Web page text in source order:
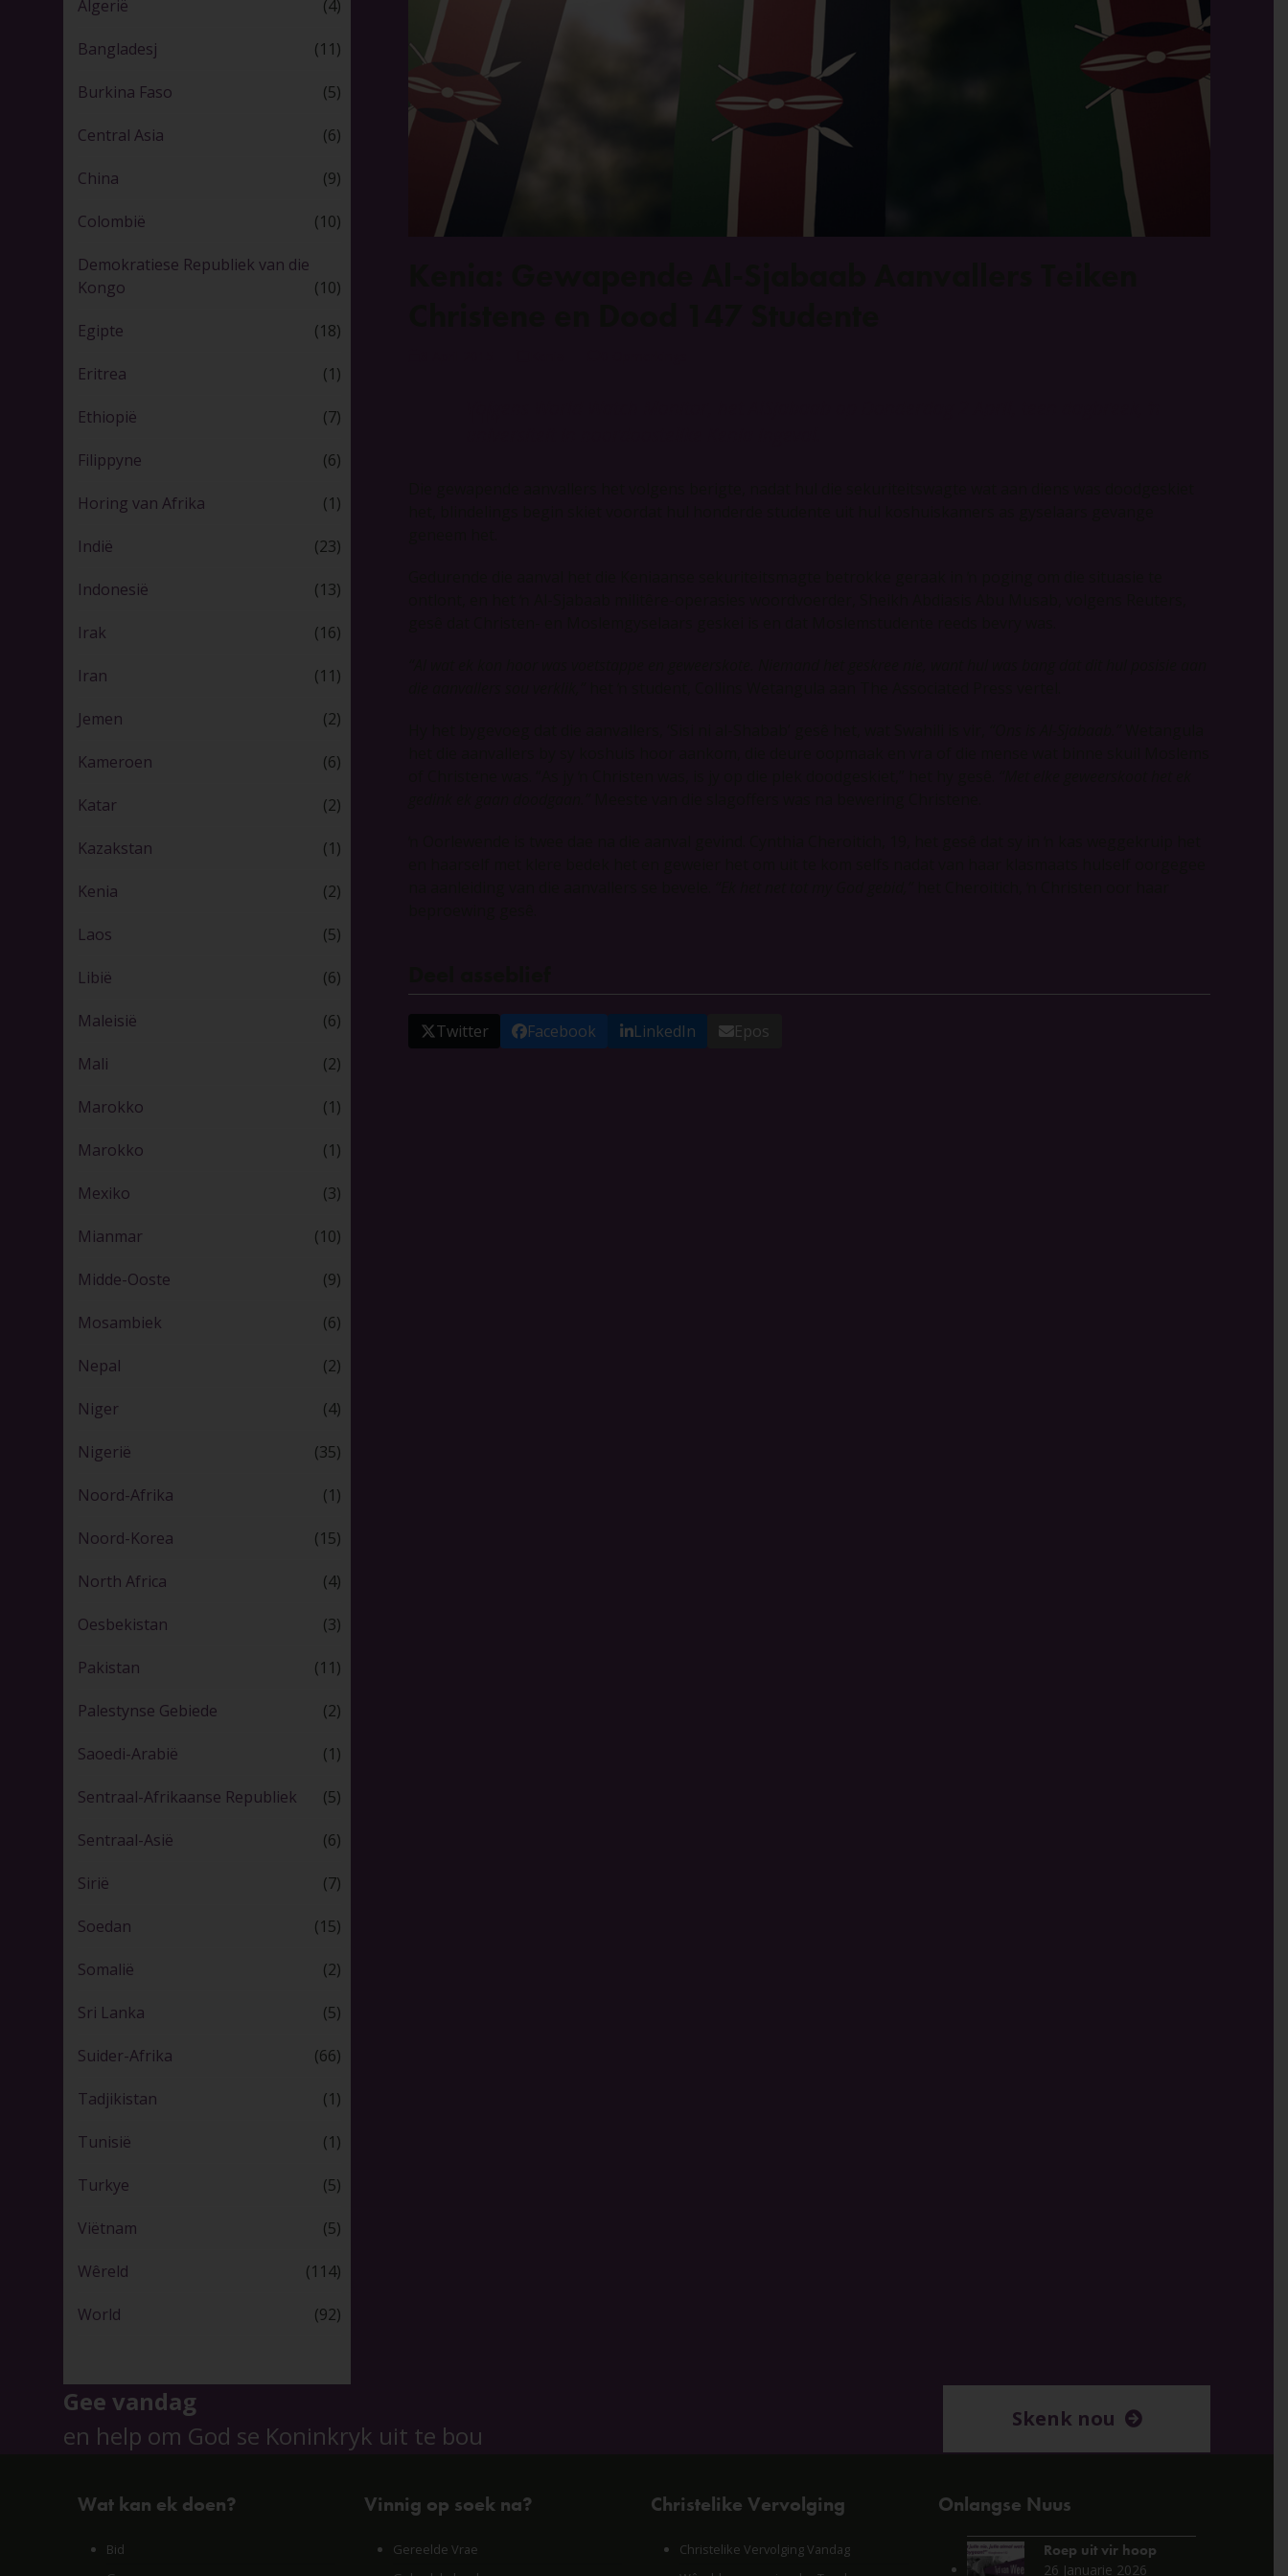
Twitter Facebook LinkedIn Epos
Algerië (4)
Bangladesj (11)
Burkina Faso (5)
Central Asia (6)
China (9)
Colombië (10)
Demokratiese Republiek van die
Kongo
(10)
Egipte (18)
Eritrea (1)
Ethiopië (7)
Filippyne (6)
Horing van Afrika (1)
Indië (23)
Indonesië (13)
Irak (16)
Iran (11)
Jemen (2)
Kameroen (6)
Katar (2)
Kazakstan (1)
Kenia (2)
Laos (5)
Libië (6)
Maleisië (6)
Mali (2)
Marokko (1)
Marokko (1)
Mexiko (3)
Mianmar (10)
Midde-Ooste (9)
Mosambiek (6)
Nepal (2)
Niger (4)
Nigerië (35)
Noord-Afrika (1)
Noord-Korea (15)
North Africa (4)
Oesbekistan (3)
Pakistan (11)
Palestynse Gebiede (2)
Saoedi-Arabië (1)
Sentraal-Afrikaanse Republiek (5)
Sentraal-Asië (6)
Sirië (7)
Soedan (15)
Somalië (2)
Sri Lanka (5)
Suider-Afrika (66)
Tadjikistan (1)
Tunisië (1)
Turkye (5)
Viëtnam (5)
Wêreld (114)
World (92)
Gee vandag
en help om God se Koninkryk uit te bou
Skenk nou
Wat kan ek doen?
Bid
Vinnig op soek na?
Gereelde Vrae
Christelike Vervolging
Christelike Vervolging Vandag
Onlangse Nuus
Roep uit vir hoop
26 Januarie 2026